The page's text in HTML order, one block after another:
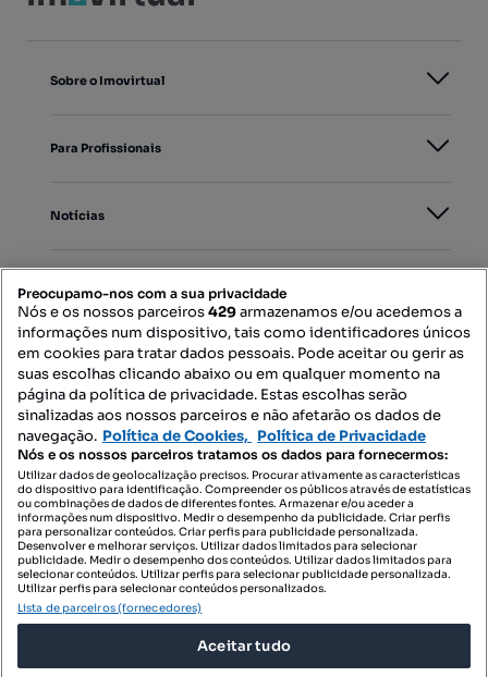
Sobre o Imovirtual
Para Profissionais
Notícias
Mapa do Site
Contacte-nos
SIGA-NOS:
DESCARREGAR NA:
Preocupamo-nos com a sua privacidade
Nós e os nossos parceiros429armazenamos e/ou acedemos a
informações num dispositivo, tais como identificadores únicos
em cookies para tratar dados pessoais. Pode aceitar ou gerir as
suas escolhas clicando abaixo ou em qualquer momento na
página da política de privacidade. Estas escolhas serão
sinalizadas aos nossos parceiros e não afetarão os dados de
navegação. Política de Cookies, Política de Privacidade
Nós e os nossos parceiros tratamos os dados para fornecermos:
Utilizar dados de geolocalização precisos. Procurar ativamente as características
do dispositivo para identificação. Compreender os públicos através de estatísticas
ou combinações de dados de diferentes fontes. Armazenar e/ou aceder a
informações num dispositivo. Medir o desempenho da publicidade. Criar perfis
para personalizar conteúdos. Criar perfis para publicidade personalizada.
Desenvolver e melhorar serviços. Utilizar dados limitados para selecionar
publicidade. Medir o desempenho dos conteúdos. Utilizar dados limitados para
selecionar conteúdos. Utilizar perfis para selecionar publicidade personalizada.
Utilizar perfis para selecionar conteúdos personalizados.
Lista de parceiros (fornecedores)
Aceitar tudo